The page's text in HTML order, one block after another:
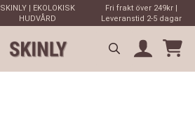
SKINLY | EKOLOKISK
HUDVÅRD
Fri frakt över 249kr |
Leveranstid 2-5 dagar
Search